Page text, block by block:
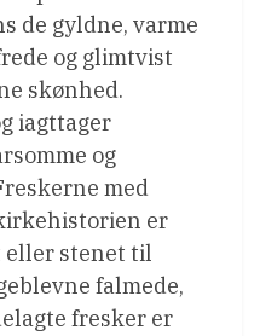
de gyldne, varme
og glimtvist
skønhed.
iagttager
og
med
er
eller stenet til
falmede,
fresker er